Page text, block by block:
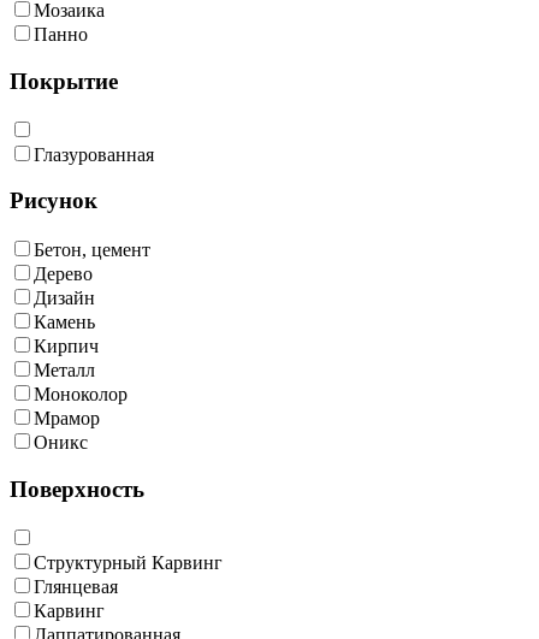
Мозаика
Панно
Покрытие
Глазурованная
Рисунок
Бетон, цемент
Дерево
Дизайн
Камень
Кирпич
Металл
Моноколор
Мрамор
Оникс
Поверхность
Cтруктурный Карвинг
Глянцевая
Карвинг
Лаппатированная